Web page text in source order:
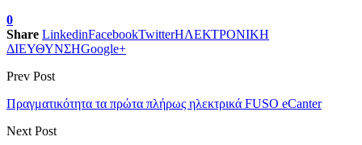
0
Share LinkedinFacebookTwitterΗΛΕΚΤΡΟΝΙΚΗ
ΔΙΕΥΘΥΝΣΗGoogle+
Prev Post
Πραγματικότητα τα πρώτα πλήρως ηλεκτρικά FUSO eCanter
Next Post